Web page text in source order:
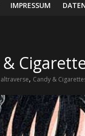
IMPRESSUM
altraverse, Candy &